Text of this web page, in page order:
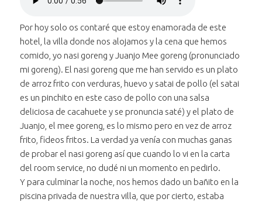
al Pita-maha"
Bajar volumen al audio
Pita-maha"
"Llegada al
Pita-maha"
Silenciarel audio "Llegada al
Pita-maha"
Avanzar treinta segundosen el
audio
"Llegada
al Pita-
maha"
Retroceder treinta segundos en el
audio
"Llegada
al Pita-
maha"
Posición:
0 segundos
Duración:
56 segundos
Por hoy solo os contaré que estoy enamorada de este
hotel, la villa donde nos alojamos y la cena que hemos
comido, yo nasi goreng y Juanjo Mee goreng (pronunciado
mi goreng). El nasi goreng que me han servido es un plato
de arroz frito con verduras, huevo y satai de pollo (el satai
es un pinchito en este caso de pollo con una salsa
deliciosa de cacahuete y se pronuncia saté) y el plato de
Juanjo, el mee goreng, es lo mismo pero en vez de arroz
frito, fideos fritos. La verdad ya venía con muchas ganas
de probar el nasi goreng así que cuando lo vi en la carta
del room service, no dudé ni un momento en pedirlo.
Y para culminar la noche, nos hemos dado un bañito en la
piscina privada de nuestra villa, que por cierto, estaba